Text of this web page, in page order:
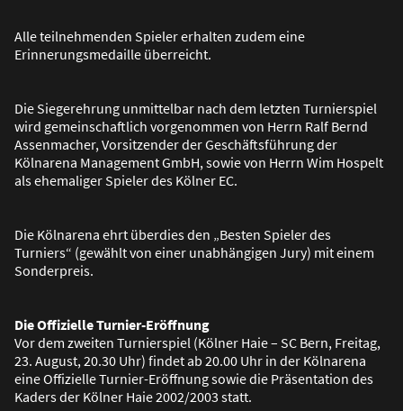
Alle teilnehmenden Spieler erhalten zudem eine
Erinnerungsmedaille überreicht.
Die Siegerehrung unmittelbar nach dem letzten Turnierspiel
wird gemeinschaftlich vorgenommen von Herrn Ralf Bernd
Assenmacher, Vorsitzender der Geschäftsführung der
Kölnarena Management GmbH, sowie von Herrn Wim Hospelt
als ehemaliger Spieler des Kölner EC.
Die Kölnarena ehrt überdies den „Besten Spieler des
Turniers“ (gewählt von einer unabhängigen Jury) mit einem
Sonderpreis.
Die Offizielle Turnier-Eröffnung
Vor dem zweiten Turnierspiel (Kölner Haie – SC Bern, Freitag,
23. August, 20.30 Uhr) findet ab 20.00 Uhr in der Kölnarena
eine Offizielle Turnier-Eröffnung sowie die Präsentation des
Kaders der Kölner Haie 2002/2003 statt.